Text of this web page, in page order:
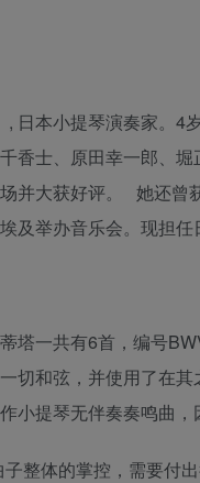
, 日本小提琴演奏家。
香士、原田幸一郎、
并大获好评。 她还曾
及举办音乐会。现担
塔一共有6首，编号
切和弦，并使用了在
小提琴无伴奏奏鸣曲
整体的掌控，需要付